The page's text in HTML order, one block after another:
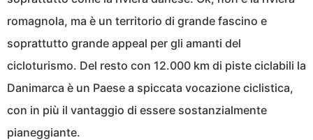
romagnola, ma è un territorio di grande fascino e
soprattutto grande appeal per gli amanti del
cicloturismo. Del resto con 12.000 km di piste ciclabili la
Danimarca è un Paese a spiccata vocazione ciclistica,
con in più il vantaggio di essere sostanzialmente
pianeggiante.